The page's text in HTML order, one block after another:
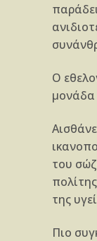
Ο
μονάδα
του
της
Πιο